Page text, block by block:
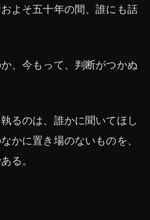
よそ五十年の間、誰にも話
、今もって、判断がつかぬ
るのは、誰かに聞いてほし
かに置き場のないものを、
る。